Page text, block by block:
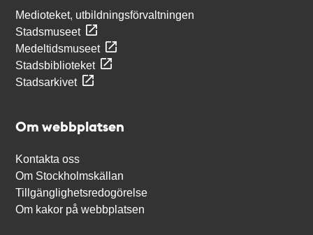
Medioteket, utbildningsförvaltningen
Stadsmuseet
Medeltidsmuseet
Stadsbiblioteket
Stadsarkivet
Om webbplatsen
Kontakta oss
Om Stockholmskällan
Tillgänglighetsredogörelse
Om kakor på webbplatsen